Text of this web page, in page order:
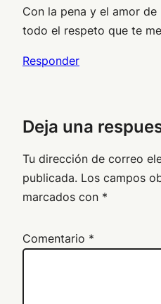
Con la pena y el amor
todo el respeto que te
Responder
Deja una
Tu dirección de correo
publicada. Los campos
marcados con *
Comentario *